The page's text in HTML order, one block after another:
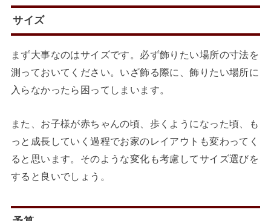
サイズ
まず大事なのはサイズです。必ず飾りたい場所の寸法を
測っておいてください。いざ飾る際に、飾りたい場所に
入らなかったら困ってしまいます。
また、お子様が赤ちゃんの頃、歩くようになった頃、も
っと成長していく過程でお家のレイアウトも変わってく
ると思います。そのような変化も考慮してサイズ選びを
すると良いでしょう。